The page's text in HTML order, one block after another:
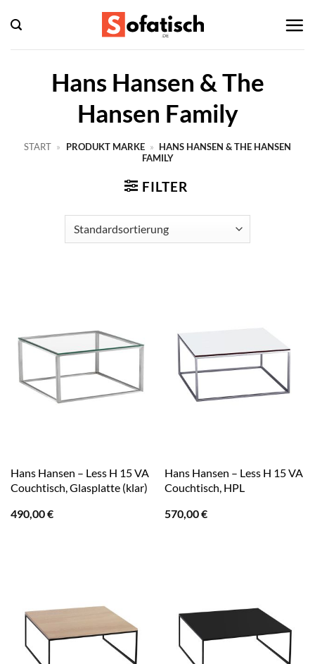
Inhalt
springen
Hans Hansen & The
Hansen Family
START » PRODUKT MARKE » HANS HANSEN & THE HANSEN
FAMILY
FILTER
Hans Hansen – Less H 15 VA
Couchtisch, Glasplatte (klar)
490,00€
Hans Hansen – Less H 15 VA
Couchtisch, HPL
570,00€